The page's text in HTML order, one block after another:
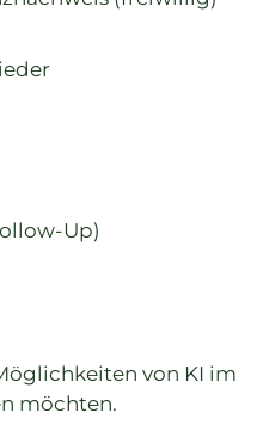
Up)
von KI im
möchten.